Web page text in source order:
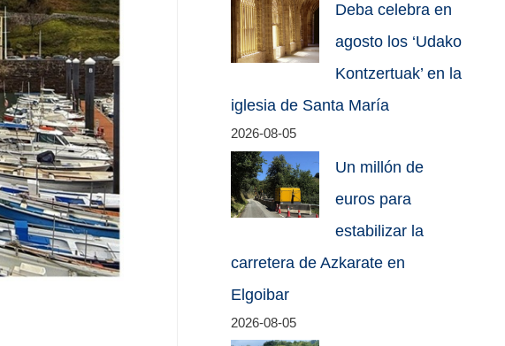
Deba celebra en
agosto los ‘Udako
Kontzertuak’ en la
iglesia de Santa María
2026-08-05
Un millón de
euros para
estabilizar la
carretera de Azkarate en
Elgoibar
2026-08-05